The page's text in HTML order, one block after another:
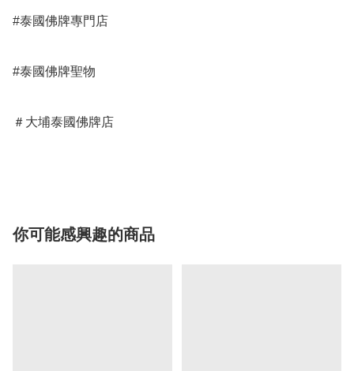
#泰國佛牌專門店
#泰國佛牌聖物
＃大埔泰國佛牌店
你可能感興趣的商品